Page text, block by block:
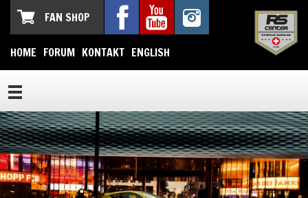
FAN SHOP
HOME FORUM KONTAKT ENGLISH